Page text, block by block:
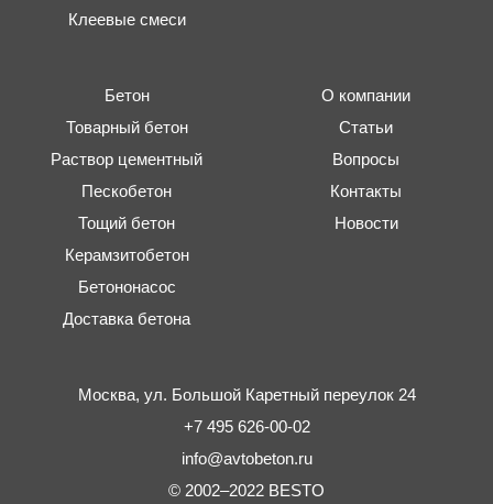
Клеевые смеси
Бетон
Товарный бетон
Раствор цементный
Пескобетон
Тощий бетон
Керамзитобетон
Бетононасос
Доставка бетона
О компании
Статьи
Вопросы
Контакты
Новости
Москва, ул. Большой Каретный переулок 24
+7 495 626-00-02
info@avtobeton.ru
© 2002–2022 BESTO